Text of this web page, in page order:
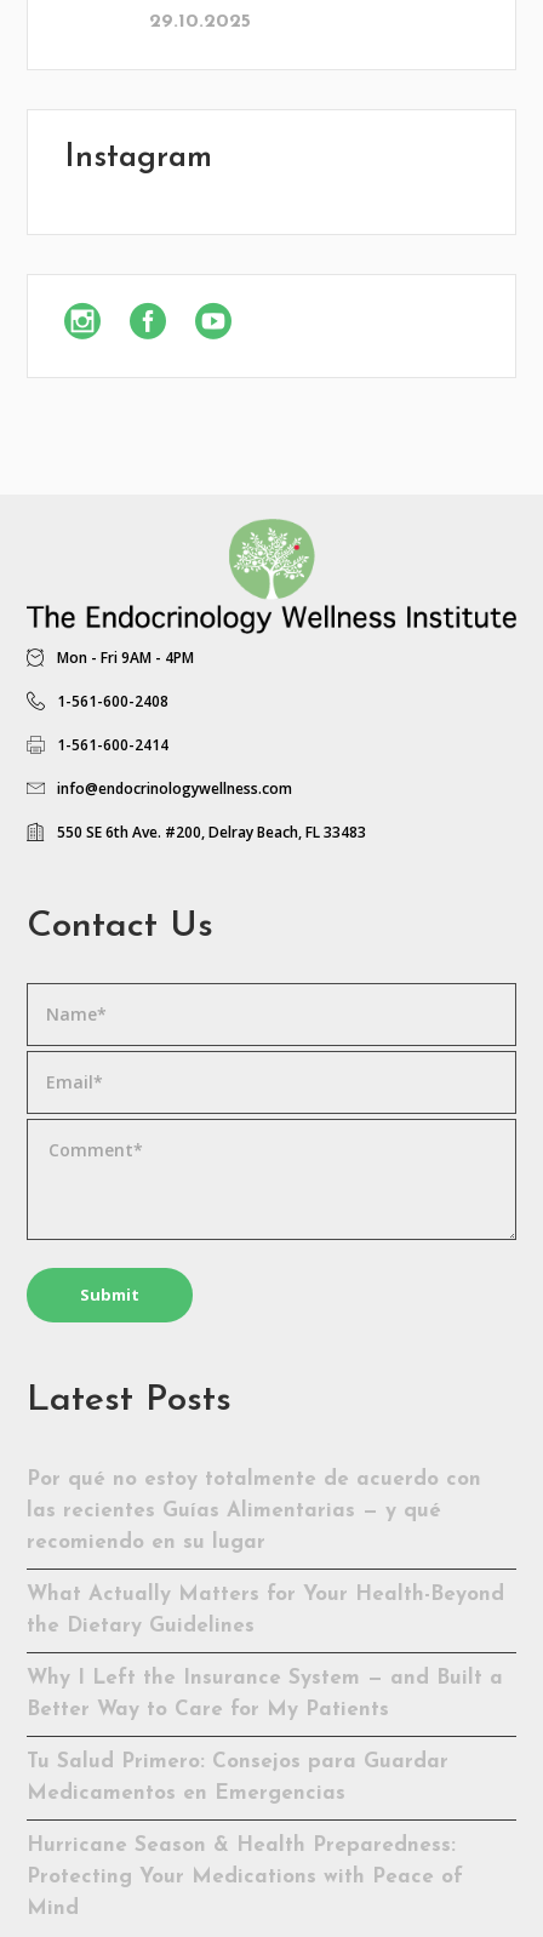
29.10.2025
Instagram
Mon - Fri 9AM - 4PM
1-561-600-2408
1-561-600-2414
info@endocrinologywellness.com
550 SE 6th Ave. #200, Delray Beach, FL 33483
Contact Us
Latest Posts
Por qué no estoy totalmente de acuerdo con
las recientes Guías Alimentarias — y qué
recomiendo en su lugar
What Actually Matters for Your Health-Beyond
the Dietary Guidelines
Why I Left the Insurance System — and Built a
Better Way to Care for My Patients
Tu Salud Primero: Consejos para Guardar
Medicamentos en Emergencias
Hurricane Season & Health Preparedness:
Protecting Your Medications with Peace of
Mind